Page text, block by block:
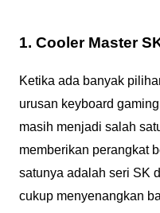
1. Cooler Master
Ketika ada banyak
urusan keyboard
masih menjadi salah
memberikan perangkat
satunya adalah seri SK
cukup menyenangkan